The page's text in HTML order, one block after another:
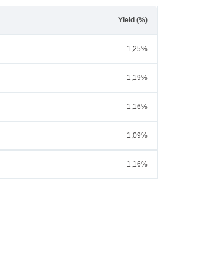
Yield (%)
1,25%
1,19%
1,16%
1,09%
1,16%